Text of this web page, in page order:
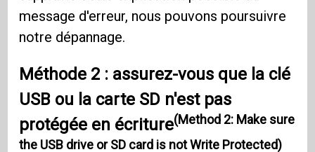
message d'erreur, nous pouvons poursuivre
notre dépannage.
Méthode 2 : assurez-vous que la clé
USB ou la carte SD n'est pas
protégée en écriture(Method 2: Make sure
the USB drive or SD card is not Write Protected)